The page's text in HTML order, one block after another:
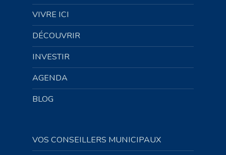
VIVRE ICI
DÉCOUVRIR
INVESTIR
AGENDA
BLOG
VOS CONSEILLERS MUNICIPAUX